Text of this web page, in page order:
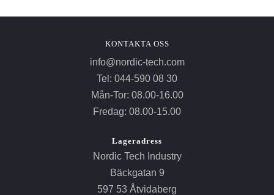
KONTAKTA OSS
info@nordic-tech.com
Tel: 044-590 08 30
Mån-Tor: 08.00-16.00
Fredag: 08.00-15.00
Lageradress
Nordic Tech Industry
Bäckgatan 9
597 53 Åtvidaberg